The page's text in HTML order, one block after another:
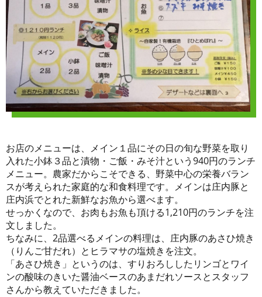
お店のメニューは、メイン１品にその日の旬な野菜を取り
入れた小鉢３品と漬物・ご飯・みそ汁という940円のランチ
メニュー。農家だからこそできる、野菜中心の栄養バラン
スが考えられた家庭的な和食料理です。メインは庄内豚と
庄内浜でとれた新鮮なお魚から選べます。
せっかくなので、お肉もお魚も頂ける1,210円のランチを注
文しました。
ちなみに、2品選べるメインの料理は、庄内豚のあさひ焼き
（りんご甘だれ）とヒラマサの塩焼きを注文。
「あさひ焼き」というのは、すりおろししたリンゴとワイ
ンの酸味のきいた醤油ベースのあまだれソースとスタッフ
さんから教えていただきました。